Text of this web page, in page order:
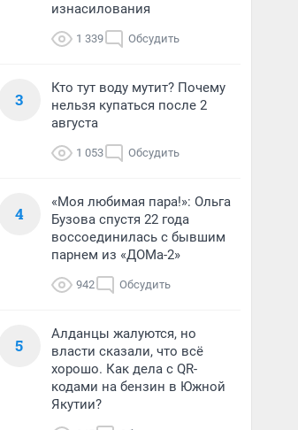
изнасилования
1 339 Обсудить
3
Кто тут воду мутит? Почему
нельзя купаться после 2
августа
1 053 Обсудить
4
«Моя любимая пара!»: Ольга
Бузова спустя 22 года
воссоединилась с бывшим
парнем из «ДОМа-2»
942 Обсудить
5
Алданцы жалуются, но
власти сказали, что всё
хорошо. Как дела с QR-
кодами на бензин в Южной
Якутии?